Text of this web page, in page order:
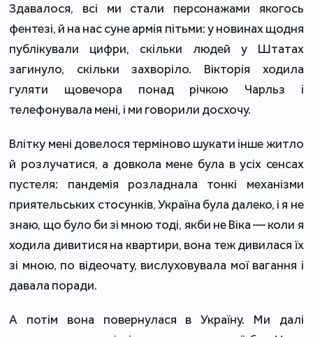
Здавалося, всі ми стали персонажами якогось
фентезі, й на нас суне армія пітьми: у новинах щодня
публікували цифри, скільки людей у Штатах
загинуло, скільки захворіло. Вікторія ходила
гуляти щовечора понад річкою Чарльз і
телефонувала мені, і ми говорили досхочу.
Влітку мені довелося терміново шукати інше житло
й розлучатися, а довкола мене була в усіх сенсах
пустеля: пандемія розладнала тонкі механізми
приятельських стосунків, Україна була далеко, і я не
знаю, що було би зі мною тоді, якби не Віка — коли я
ходила дивитися на квартири, вона теж дивилася їх
зі мною, по відеочату, вислуховувала мої вагання і
давала поради.
А потім вона повернулася в Україну. Ми далі